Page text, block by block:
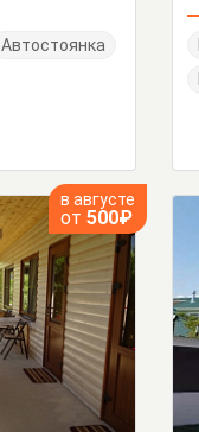
Автостоянка
в августе
от 500₽